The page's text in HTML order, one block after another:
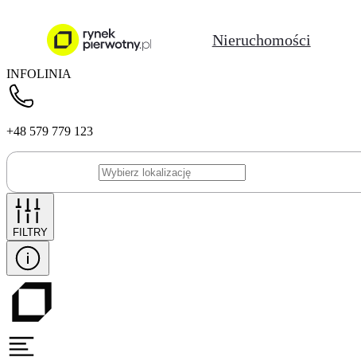
Nieruchomości
INFOLINIA
+48 579 779 123
FILTRY